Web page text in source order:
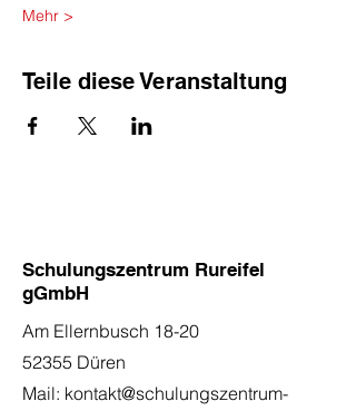
Mehr >
Teile diese Veranstaltung
Schulungszentrum Rureifel
gGmbH
Am Ellernbusch 18-20
52355 Düren
Mail: kontakt@schulungszentrum-